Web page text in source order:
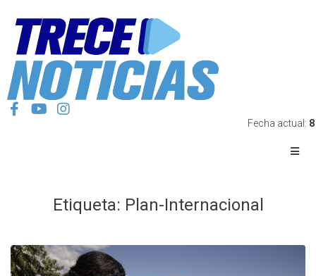
Fecha actual:
Etiqueta: Plan-Internacional